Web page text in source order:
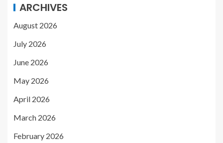
ARCHIVES
August 2026
July 2026
June 2026
May 2026
April 2026
March 2026
February 2026